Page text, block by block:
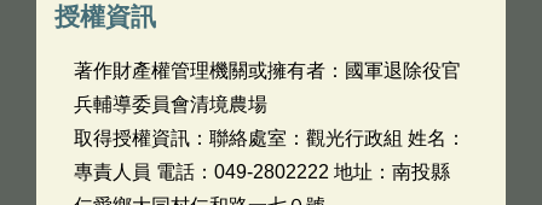
授權資訊
著作財產權管理機關或擁有者：國軍退除役官
兵輔導委員會清境農場
取得授權資訊：聯絡處室：觀光行政組 姓名：
專責人員 電話：049-2802222 地址：南投縣